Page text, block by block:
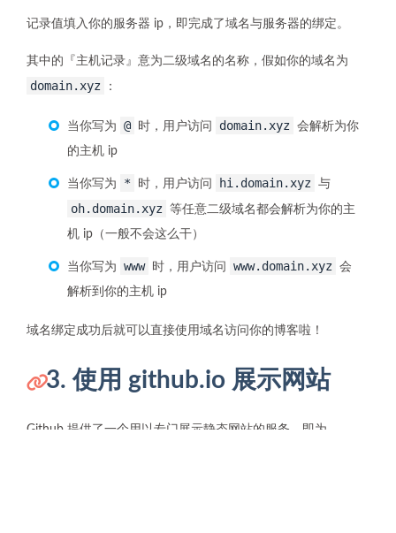
记录值填入你的服务器 ip，即完成了域名与服务器的绑定。
其中的『主机记录』意为二级域名的名称，假如你的域名为
domain.xyz ：
当你写为 @ 时，用户访问 domain.xyz 会解析为你
的主机 ip
当你写为 * 时，用户访问 hi.domain.xyz 与
oh.domain.xyz 等任意二级域名都会解析为你的主
机 ip（一般不会这么干）
当你写为 www 时，用户访问 www.domain.xyz 会
解析到你的主机 ip
域名绑定成功后就可以直接使用域名访问你的博客啦！
3. 使用 github.io 展示网站
Github 提供了一个用以专门展示静态网站的服务，即为